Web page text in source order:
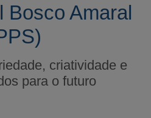
Bosco Amaral
criatividade e
para o futuro